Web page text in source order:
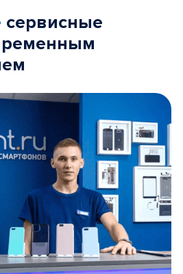
сервисные